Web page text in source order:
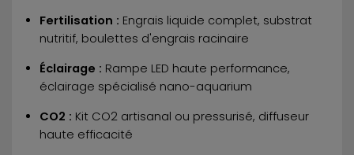
Fertilisation : Engrais liquide complet, substrat
nutritif, boulettes d'engrais racinaire
Éclairage : Rampe LED haute performance,
éclairage spécialisé nano-aquarium
CO2 : Kit CO2 artisanal ou pressurisé, diffuseur
haute efficacité